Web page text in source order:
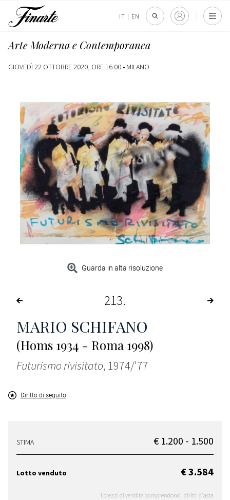
IT | EN
Arte Moderna e Contemporanea
GIOVEDÌ 22 OTTOBRE 2020, ORE 16:00 • MILANO
Guarda in alta risoluzione
213
MARIO SCHIFANO
(Homs 1934 - Roma 1998)
Futurismo rivisitato, 1974/'77
Diritto di seguito
STIMA € 1.200 - 1.500
Lotto venduto € 3.584
I prezzi di vendita comprendono i diritti d'asta